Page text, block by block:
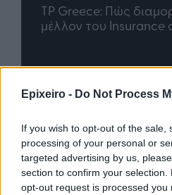
Epixeiro - Do Not Process
If you wish to opt-out of the sale,
processing of your personal or
targeted advertising by us,
section to confirm your
opt-out request is processed you
του AI
Η ομάδα σου
σου ακολουθεί;
Advertorial
Περισσότερα από το